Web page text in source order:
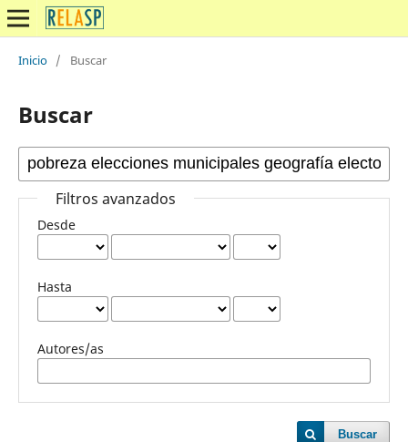
Inicio / Buscar
Buscar
Filtros avanzados
Desde
Hasta
Autores/as
Buscar